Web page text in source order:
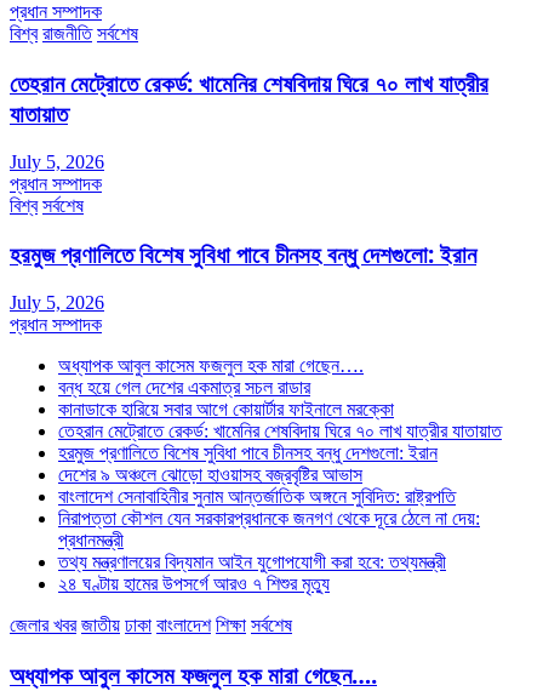
প্রধান সম্পাদক
বিশ্ব রাজনীতি সর্বশেষ
তেহরান মেট্রোতে রেকর্ড: খামেনির শেষবিদায় ঘিরে ৭০ লাখ যাত্রীর
যাতায়াত
July 5, 2026
প্রধান সম্পাদক
বিশ্ব সর্বশেষ
হরমুজ প্রণালিতে বিশেষ সুবিধা পাবে চীনসহ বন্ধু দেশগুলো: ইরান
July 5, 2026
প্রধান সম্পাদক
অধ্যাপক আবুল কাসেম ফজলুল হক মারা গেছেন….
বন্ধ হয়ে গেল দেশের একমাত্র সচল রাডার
কানাডাকে হারিয়ে সবার আগে কোয়ার্টার ফাইনালে মরক্কো
তেহরান মেট্রোতে রেকর্ড: খামেনির শেষবিদায় ঘিরে ৭০ লাখ যাত্রীর যাতায়াত
হরমুজ প্রণালিতে বিশেষ সুবিধা পাবে চীনসহ বন্ধু দেশগুলো: ইরান
দেশের ৯ অঞ্চলে ঝোড়ো হাওয়াসহ বজ্রবৃষ্টির আভাস
বাংলাদেশ সেনাবাহিনীর সুনাম আন্তর্জাতিক অঙ্গনে সুবিদিত: রাষ্ট্রপতি
নিরাপত্তা কৌশল যেন সরকারপ্রধানকে জনগণ থেকে দূরে ঠেলে না দেয়:
প্রধানমন্ত্রী
তথ্য মন্ত্রণালয়ের বিদ্যমান আইন যুগোপযোগী করা হবে: তথ্যমন্ত্রী
২৪ ঘণ্টায় হামের উপসর্গে আরও ৭ শিশুর মৃত্যু
জেলার খবর জাতীয় ঢাকা বাংলাদেশ শিক্ষা সর্বশেষ
অধ্যাপক আবুল কাসেম ফজলুল হক মারা গেছেন….